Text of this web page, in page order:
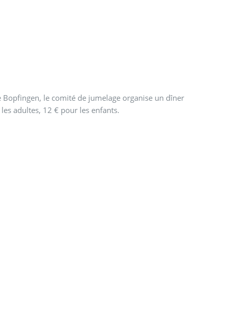
le comité de jumelage organise un dîner
adultes, 12 € pour les enfants.